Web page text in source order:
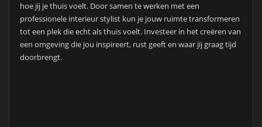
hoe jij je thuis voelt. Door samen te werken met een
professionele interieur stylist kun je jouw ruimte transformeren
tot een plek die echt als thuis voelt. Investeer in het creëren van
een omgeving die jou inspireert, rust geeft en waar jij graag tijd
doorbrengt.